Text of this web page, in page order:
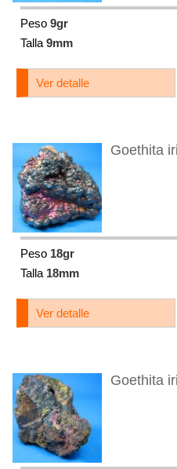
Peso 9gr
Talla 9mm
Ver detalle
Goethita
Peso 18gr
Talla 18mm
Ver detalle
Goethita